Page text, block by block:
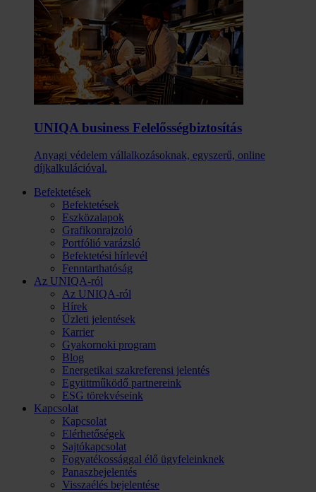
UNIQA business Felelősség­biztosítás
Anyagi védelem vállalkozásoknak, egyszerű, online
díjkalkulációval.
Befektetések
Befektetések
Eszközalapok
Grafikonrajzoló
Portfólió varázsló
Befektetési hírlevél
Fenntarthatóság
Az UNIQA-ról
Az UNIQA-ról
Hírek
Üzleti jelentések
Karrier
Gyakornoki program
Blog
Energetikai szakreferensi jelentés
Együttműködő partnereink
ESG törekvéseink
Kapcsolat
Kapcsolat
Elérhetőségek
Sajtókapcsolat
Fogyatékossággal élő ügyfeleinknek
Panaszbejelentés
Visszaélés bejelentése